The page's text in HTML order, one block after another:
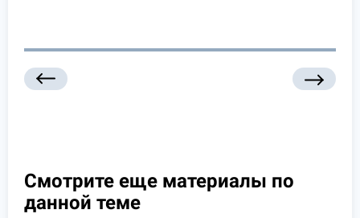
Смотрите еще материалы по
данной теме